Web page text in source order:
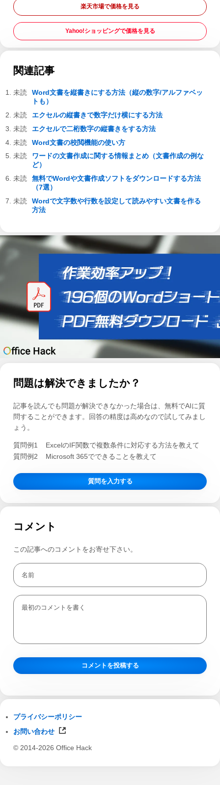
楽天市場で価格を見る
Yahoo!ショッピングで価格を見る
関連記事
Word文書を縦書きにする方法（縦の数字/アルファベッ
トも）
エクセルの縦書きで数字だけ横にする方法
エクセルで二桁数字の縦書きをする方法
Word文書の校閲機能の使い方
ワードの文書作成に関する情報まとめ（文書作成の例な
ど）
無料でWordや文書作成ソフトをダウンロードする方法
（7選）
Wordで文字数や行数を設定して読みやすい文書を作る
方法
問題は解決できましたか？
記事を読んでも問題が解決できなかった場合は、無料でAIに質
問することができます。回答の精度は高めなので試してみまし
ょう。
質問例1
ExcelのIF関数で複数条件に対応する方法を教えて
質問例2
Microsoft 365でできることを教えて
質問を入力する
コメント
この記事へのコメントをお寄せ下さい。
プライバシーポリシー
お問い合わせ
© 2014-2026 Office Hack